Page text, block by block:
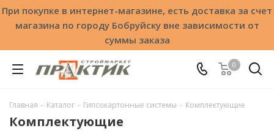
При покупке в интернет-магазине, есть доставка за счет
магазина по городу Бобруйску вне зависимости от
суммы заказа
0
Главная - Каталог - Гипсокартонные системы - Комплектующие
Комплектующие